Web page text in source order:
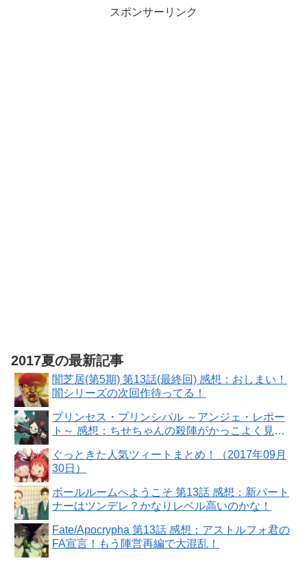
スポンサーリンク
2017夏の最新記事
闇芝居(第5期) 第13話(最終回) 感想：おしまい！
闇シリーズの次回作待ってる！
プリンセス・プリンシパル ～アンジェ・レポー
ト～ 感想：ちせちゃんの殺陣がかっこよく見と
ぐっときた人気ツィートまとめ！（2017年09月
30日）
ボールルームへようこそ 第13話 感想：新パート
ナーはツンデレ？かなりレベル高いのかな！
Fate/Apocrypha 第13話 感想：アストルフォ君の
FA宣言！もう陣営再編で大混乱！